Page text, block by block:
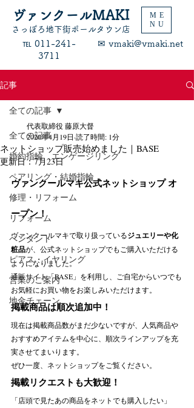
​さっぽろ地下街ポールタウン店
​℡ 011-241-
3711
​✉ vmaki@vmaki.net
ヴァンクールMAKI
ME
NU
記事
全ての記事
婚約指輪 エンゲージリング
ペアリング・結婚指輪
修理・リフォーム
リフォーム
ペンダント
ピアス・イヤリング
営業のご案内
地金チェーン
全ての記事
ネットショップ販売始めました｜BASE
代表取締役 藤原大督
2020年4月19日 読了時間: 1分
更新日：7月23日
ヴァンクールマキ公式ネットショップ オ
ープン！
ヴァンクールマキで取り扱っているジュエリーや化
粧品が、公式ネットショップでもご購入いただける
ようになりました。
通販サイト「BASE」を利用し、ご自宅からいつでも
お気軽にお買い物をお楽しみいただけます。
掲載商品は順次追加中！
現在は掲載商品数がまだ少ないですが、人気商品や
おすすめアイテムを中心に、順次ラインアップを充
実させてまいります。
ぜひ一度、ネットショップをご覧ください。
掲載リクエストも大歓迎！
「店頭で見たあの商品をネットでも購入したい」